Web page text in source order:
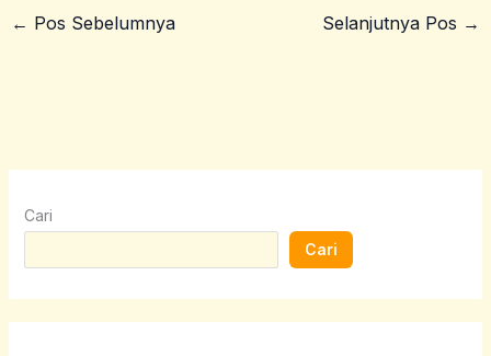
← Pos Sebelumnya Selanjutnya Pos →
Cari
Cari